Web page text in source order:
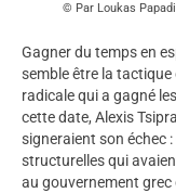
Par Loukas
Gagner du temps en
semble être la
radicale qui a gagné
cette date, Alexis
signeraient son échec
structurelles qui
au gouvernement grec